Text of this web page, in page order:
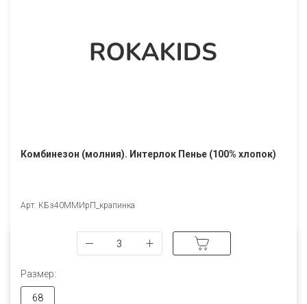
Комбинезон (молния). Интерлок Пенье (100% хлопок)
Арт. КБз40ММИрП_крапинка
Размер:
68